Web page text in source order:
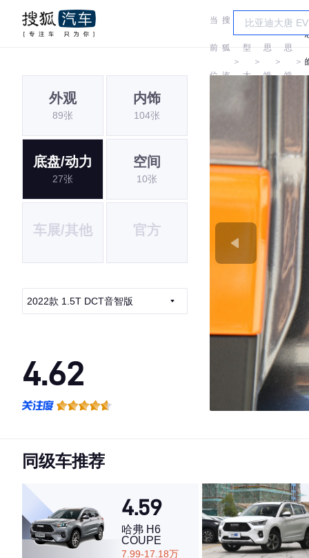
当
前
位
搜
狐
汽
＞
车
型
大
＞
思
皓
＞
思
皓
＞
外观
89张
内饰
104张
底盘/动力
27张
空间
10张
车展/其他 官方
2022款 1.5T DCT音智版
4.62
·空间表现较为优秀，优于66%同级车
同级车推荐
4.59
哈弗 H6
COUPE
7.99-17.18万